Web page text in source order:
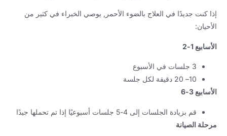
إذا كنت جديدًا في العلاج بالضوء الأحمر, يوصي الخبراء في كثير من
الأحيان:
الأسابيع 1-2
3 جلسات في الأسبوع
10– 20 دقيقة لكل جلسة
الأسابيع 3-6
قم بزيادة الجلسات إلى 4-5 جلسات أسبوعيًا إذا تم تحملها جيدًا
مرحلة الصيانة